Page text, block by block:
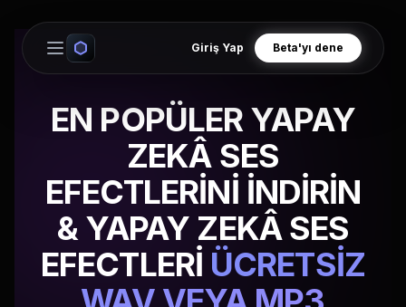
Open main menu
Giriş Yap Beta'yı dene
EN POPÜLER YAPAY
ZEKÂ SES
EFECTLERİNİ İNDİRİN
& YAPAY ZEKÂ SES
EFECTLERİ ÜCRETSİZ